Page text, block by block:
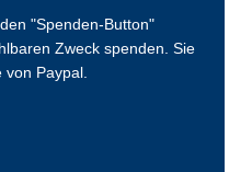
"Spenden-Button"
Zweck spenden. Sie
von Paypal.